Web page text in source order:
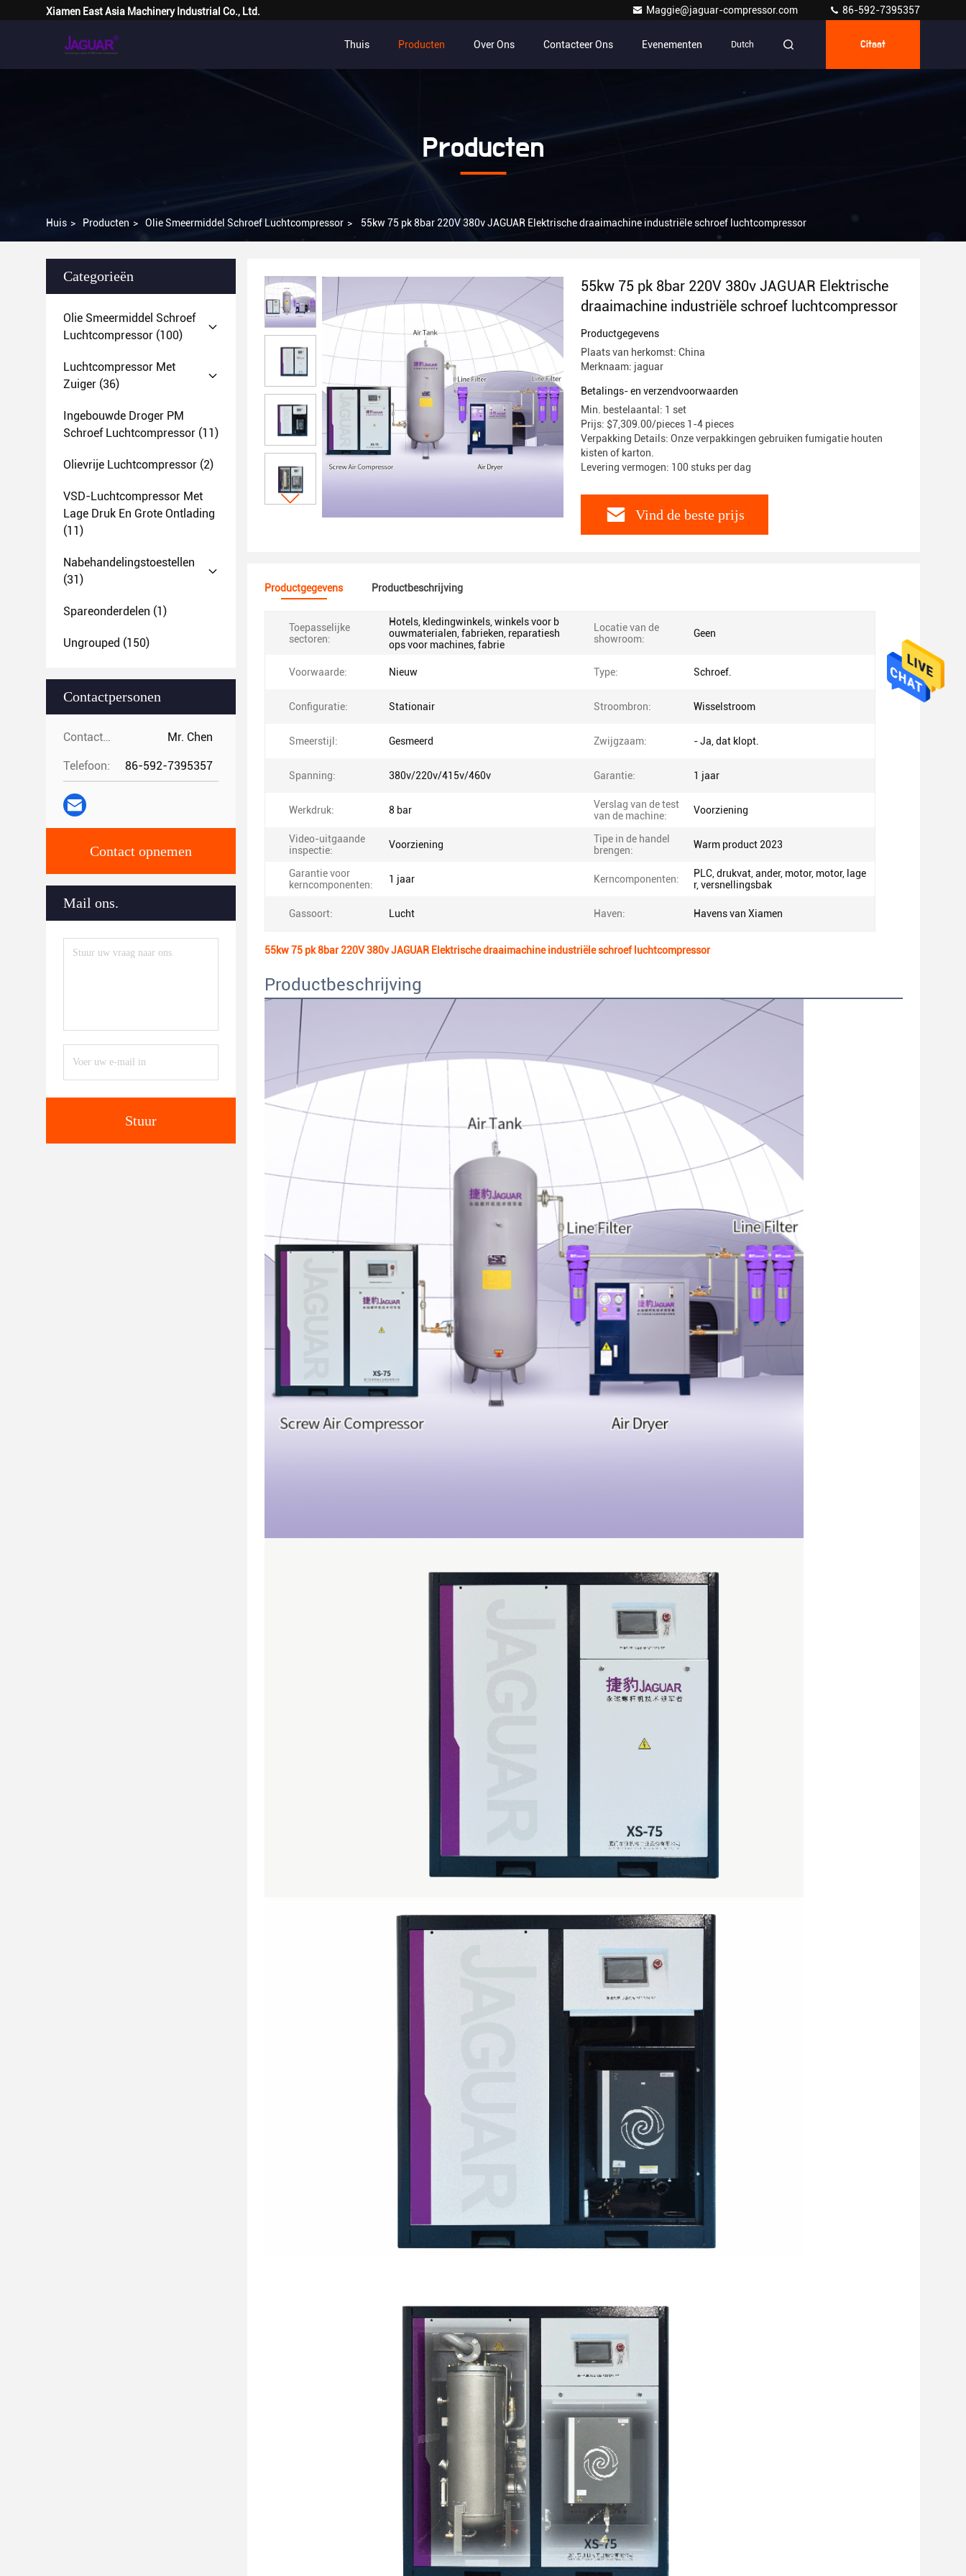
VERZENDEN
Xiamen East Asia Machinery Industrial Co., Ltd. Maggie@jaguar-compressor.com 86-592-7395357
Thuis Producten Over Ons Contacteer Ons Evenementen Dutch Citaat
Producten
Huis > Producten > Olie Smeermiddel Schroef Luchtcompressor > 55kw 75 pk 8bar 220V 380v JAGUAR Elektrische draaimachine industriële schroef luchtcompressor
Categorieën
Olie Smeermiddel Schroef
Luchtcompressor (100)
Luchtcompressor Met
Zuiger (36)
Ingebouwde Droger PM
Schroef Luchtcompressor (11)
Olievrije Luchtcompressor (2)
VSD-Luchtcompressor Met
Lage Druk En Grote Ontlading
(11)
Nabehandelingstoestellen
(31)
Spareonderdelen (1)
Ungrouped (150)
Contactpersonen
Contactpersonen: Mr. Chen
Telefoon: 86-592-7395357
Contact opnemen
Mail ons.
Stuur
55kw 75 pk 8bar 220V 380v JAGUAR Elektrische
draaimachine industriële schroef luchtcompressor
Productgegevens
Plaats van herkomst: China
Merknaam: jaguar
Betalings- en verzendvoorwaarden
Min. bestelaantal: 1 set
Prijs: $7,309.00/pieces 1-4 pieces
Verpakking Details: Onze verpakkingen gebruiken fumigatie houten
kisten of karton.
Levering vermogen: 100 stuks per dag
Vind de beste prijs
Productgegevens Productbeschrijving
Toepasselijke
sectoren:
Hotels, kledingwinkels, winkels voor b
ouwmaterialen, fabrieken, reparatiesh
ops voor machines, fabrie
Locatie van de
showroom:
Geen
Voorwaarde: Nieuw Type: Schroef.
Configuratie: Stationair Stroombron: Wisselstroom
Smeerstijl: Gesmeerd Zwijgzaam: - Ja, dat klopt.
Spanning: 380v/220v/415v/460v Garantie: 1 jaar
Werkdruk: 8 bar
Verslag van de test
van de machine:
Voorziening
Video-uitgaande
inspectie:
Voorziening
Tipe in de handel
brengen:
Warm product 2023
Garantie voor
kerncomponenten:
1 jaar Kerncomponenten:
PLC, drukvat, ander, motor, motor, lage
r, versnellingsbak
Gassoort: Lucht Haven: Havens van Xiamen
55kw 75 pk 8bar 220V 380v JAGUAR Elektrische draaimachine industriële schroef luchtcompressor
Productbeschrijving